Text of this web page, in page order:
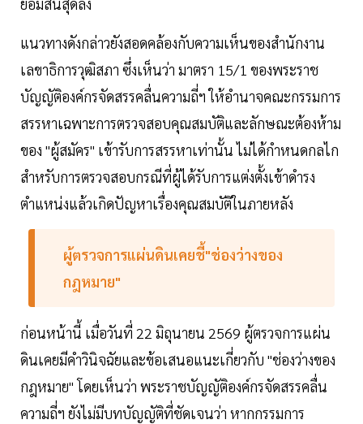
แนวทางดังกล่าวยังสอดคล้องกับความเห็นของสำนักงาน
เลขาธิการวุฒิสภา ซึ่งเห็นว่า มาตรา 15/1 ของพระราช
บัญญัติองค์กรจัดสรรคลื่นความถี่ฯ ให้อำนาจคณะกรรมการ
สรรหาเฉพาะการตรวจสอบคุณสมบัติและลักษณะต้องห้าม
ของ "ผู้สมัคร" เข้ารับการสรรหาเท่านั้น ไม่ได้กำหนดกลไก
สำหรับการตรวจสอบกรณีที่ผู้ได้รับการแต่งตั้งเข้าดำรง
ตำแหน่งแล้วเกิดปัญหาเรื่องคุณสมบัติในภายหลัง
ผู้ตรวจการแผ่นดินเคยชี้"ช่องว่างของ
กฎหมาย"
ก่อนหน้านี้ เมื่อวันที่ 22 มิถุนายน 2569 ผู้ตรวจการแผ่น
ดินเคยมีคำวินิจฉัยและข้อเสนอแนะเกี่ยวกับ "ช่องว่างของ
กฎหมาย" โดยเห็นว่า พระราชบัญญัติองค์กรจัดสรรคลื่น
ความถี่ฯ ยังไม่มีบทบัญญัติที่ชัดเจนว่า หากกรรมการ